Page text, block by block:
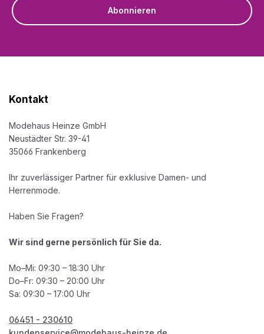
Abonnieren
Kontakt
Modehaus Heinze GmbH
Neustädter Str. 39-41
35066 Frankenberg
Ihr zuverlässiger Partner für exklusive Damen- und
Herrenmode.
Haben Sie Fragen?
Wir sind gerne persönlich für Sie da.
Mo–Mi: 09:30 – 18:30 Uhr
Do–Fr: 09:30 – 20:00 Uhr
Sa: 09:30 – 17:00 Uhr
06451 - 230610